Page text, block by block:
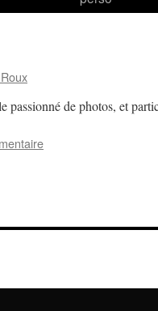
passionné de photos, et